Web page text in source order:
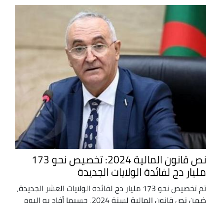
نص قانون المالية 2024: تخصيص نحو 173
مليار دج لفائدة الولايات الجديدة
تم تخصيص نحو 173 مليار دج لفائدة الولايات العشر الجديدة،